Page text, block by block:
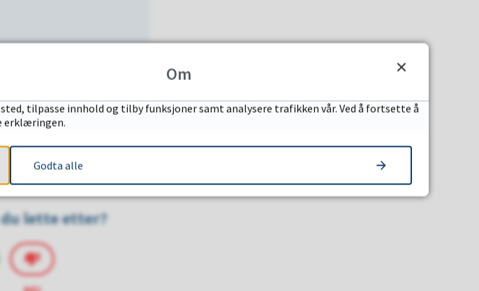
lette etter?
Om
tilpasse innhold og tilby funksjoner samt analysere trafikken vår. Ved å fortsette å
erklæringen.
Godta alle